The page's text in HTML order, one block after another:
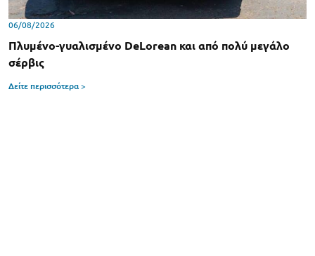
06/08/2026
Πλυμένο-γυαλισμένο DeLorean και από πολύ μεγάλο
σέρβις
Δείτε περισσότερα >